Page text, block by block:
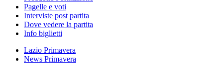
Pagelle e voti
Interviste post partita
Dove vedere la partita
Info biglietti
Lazio Primavera
News Primavera